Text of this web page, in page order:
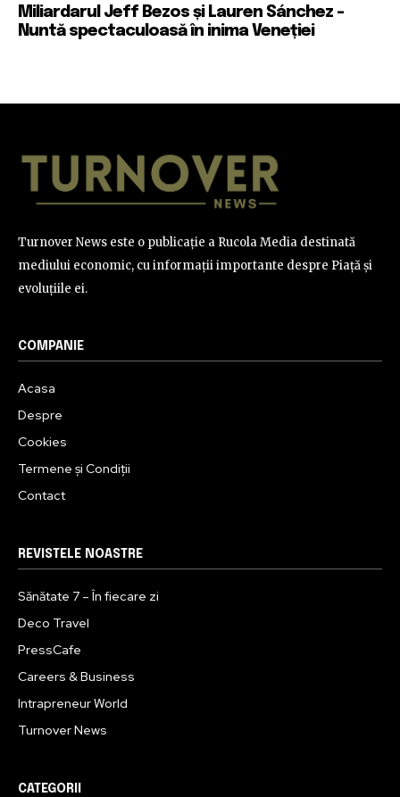
Miliardarul Jeff Bezos și Lauren Sánchez –
Nuntă spectaculoasă în inima Veneției
Turnover News este o publicație a Rucola Media destinată
mediului economic, cu informații importante despre Piață și
evoluțiile ei.
COMPANIE
Acasa
Despre
Cookies
Termene și Condiții
Contact
REVISTELE NOASTRE
Sănătate 7 – În fiecare zi
Deco Travel
PressCafe
Careers & Business
Intrapreneur World
Turnover News
CATEGORII